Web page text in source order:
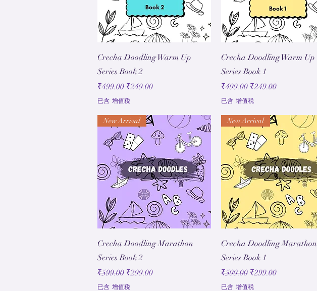
快速瀏覽
Crecha Doodling Warm Up
Series Book 2
一般價格
₹499.00 促銷價格
₹249.00
已含 增值税
快速瀏覽
Crecha Doodling Warm Up
Series Book 1
一般價格
₹499.00 促銷價格
₹249.00
已含 增值税
快速瀏覽
New Arrival
Crecha Doodling Marathon
Series Book 2
一般價格
₹599.00 促銷價格
₹299.00
已含 增值税
快速瀏覽
New Arrival
Crecha Doodling Marathon
Series Book 1
一般價格
₹599.00 促銷價格
₹299.00
已含 增值税